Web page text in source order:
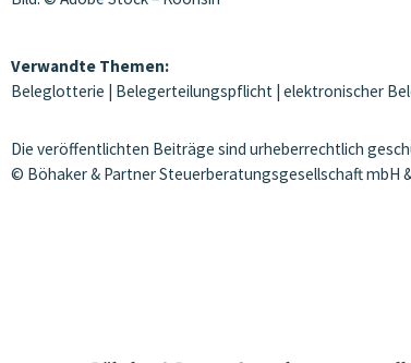
Verwandte Themen:
Beleglotterie | Belegerteilungspflicht | elektronischer
Die veröffentlichten Beiträge sind urheberrechtlich
© Böhaker & Partner Steuerberatungsgesellschaft mbH